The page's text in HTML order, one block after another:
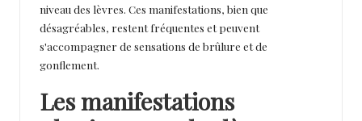
niveau des lèvres. Ces manifestations, bien que
désagréables, restent fréquentes et peuvent
s'accompagner de sensations de brûlure et de
gonflement.
Les manifestations